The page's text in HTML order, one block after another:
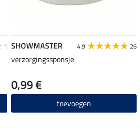
1 SHOWMASTER 4.9 26
verzorgingssponsje
0,99 €
toevoegen